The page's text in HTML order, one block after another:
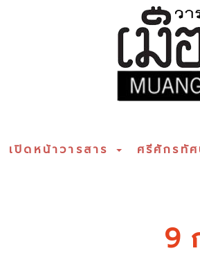
เปิดหน้าวารสาร ศรีศักรทั
9